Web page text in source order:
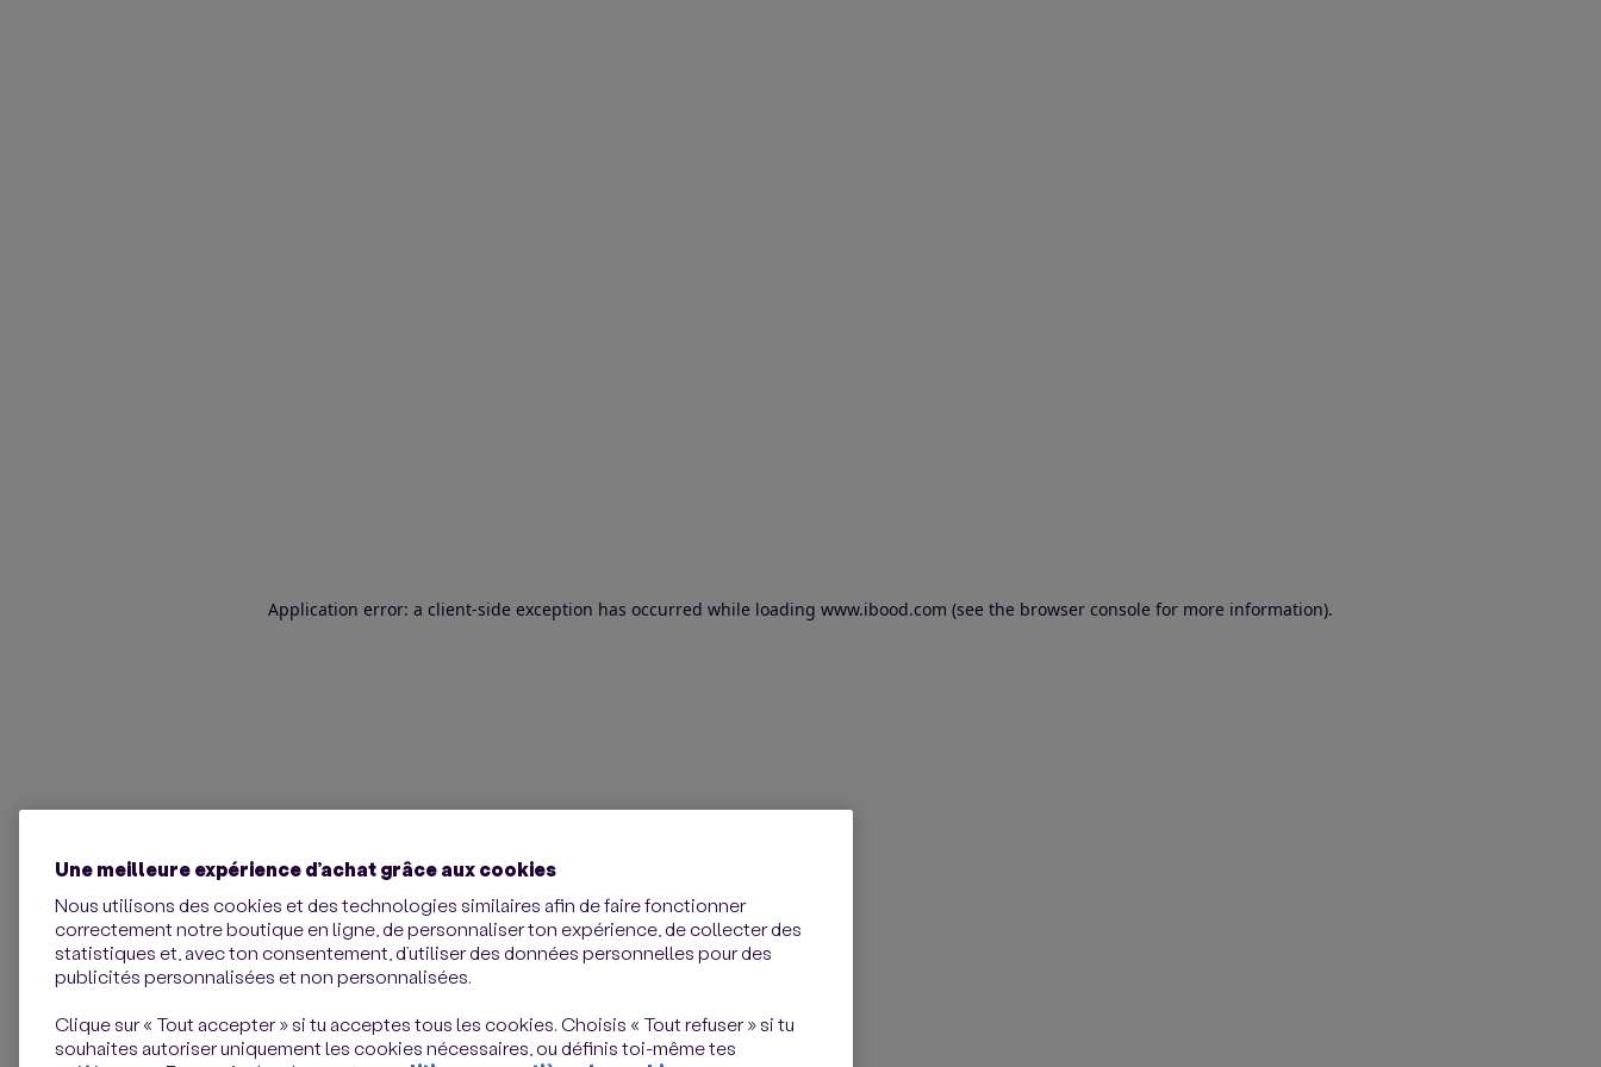
Application error: a client-side exception has occurred while loading www.ibood.com (see the browser console for more information).
Une meilleure expérience d’achat grâce aux cookies
Nous utilisons des cookies et des technologies similaires afin de faire fonctionner
correctement notre boutique en ligne, de personnaliser ton expérience, de collecter des
statistiques et, avec ton consentement, d’utiliser des données personnelles pour des
publicités personnalisées et non personnalisées.
Clique sur « Tout accepter » si tu acceptes tous les cookies. Choisis « Tout refuser » si tu
souhaites autoriser uniquement les cookies nécessaires, ou définis toi-même tes